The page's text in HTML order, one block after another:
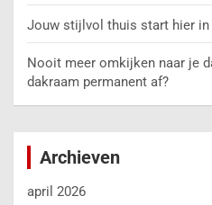
Jouw stijlvol thuis start hier in
Nooit meer omkijken naar je
dakraam permanent af?
Archieven
april 2026